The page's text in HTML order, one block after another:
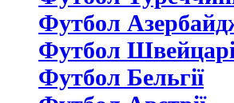
Футбол
Футбол
Футбол Бельгії